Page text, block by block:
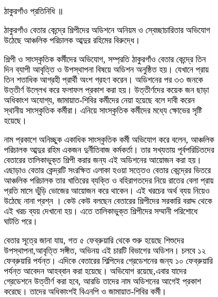
ঠাকুরগাঁও প্রতিনিধি ॥
ঠাকুরগাঁও বেতার কেন্দ্রে শিল্পীদের অডিশনে অনিয়ম ও স্বেচ্ছাচারিতার অভিযোগ
উঠেছে আঞ্চলিক পরিচালক আব্দুর রহিমের বিরুদ্ধে।
শিল্পী ও সাংস্কৃতিক কর্মীদের অভিযোগ, সম্প্রতি ঠাকুরগাঁও বেতার কেন্দ্রে তিন
দিন ব্যাপী আবৃত্তি ও উপস্থাপনা বিষয়ে অডিশন অনুষ্ঠিত হয়। যেখানে প্রায়
তিন শতাধিক আগ্রহী প্রার্থী অংশ গ্রহণ করেন। অডিশনের পর ৩৩ জনকে
উত্তীর্ণ উল্লেখ করে ফলাফল প্রকাশ করা হয়। উত্তীর্ণদের কয়েক জন ছাড়া
অধিকাংশ অযোগ্য, জামায়াত-শিবির কর্মীদের নেয়া হয়েছে বলে দাবী করেন
স্থানীয় সাংস্কৃতিক কর্মীরা। এনিয়ে সাংস্কৃতিক কর্মীদের মধ্যে ক্ষোভের সৃষ্টি
হয়েছে।
নাম প্রকাশে অনিচ্ছুক একাধিক সাংস্কৃতিক কর্মী অভিযোগ করে বলেন, আঞ্চলিক
পরিচালক আব্দুর রহিম একজন দুর্নীতিবাজ কর্মকর্তা। তার সখ্যতায় পূর্বপরিচিতদের
বেতারের তালিকাভুক্ত শিল্পী করার জন্য এই অডিশনের আয়োজন করা হয়।
এছাড়াও বেতার কেন্দ্রটি সংরক্ষিত এলাকা হওয়া সত্তেও বেতার কেন্দ্রের ভিতরে
আঞ্চলিক পরিচালক তার খাতিরের ব্যক্তি ও বহিরাগতদের নিয়ে রাতের বেলা প্রায়
প্রতি মাসে ভুঁড়ি ভোজের আয়োজন করে থাকেন। এই খরচের অর্থ ব্যয় নিয়েও
উঠেছে নানা প্রশ্ন । কেউ কেউ বলছেন বেতারের শিল্পীদের সরকারি বরাদ্দ থেকে
এই খরচ ব্যয় দেখানো হয়। এতে তালিকাভুক্ত শিল্পীদের সম্মানী পরিশোধে
ঘাটতি পরে।
বেতার সূত্রে জানা যায়, গত ৫ ফেব্রুয়ারি থেকে শুরু হয়েছে শিশুদের
উপস্থাপনা,আবৃত্তি সঙ্গীত, অভিনয় এই চারটি বিভাগের অডিশন। চলবে ১২
ফেব্রুয়ারি পর্যন্ত। এদিকে বেতারের শিল্পিদের গ্রেডেশনের জন্য ১০ ফেব্রুয়ারি
পর্যন্ত আবেদন আহব্বান করা হয়েছে। অভিযোগ রয়েছে,এবার যাদের
গ্রেডেশনে উত্তীর্ণ করা হবে, আরডি তাদের নাম অডিশনের আগেই প্রকাশ
করেছে। তাদের অধিকাংশই বিএনপি ও জামায়াত-শিবির কর্মী।